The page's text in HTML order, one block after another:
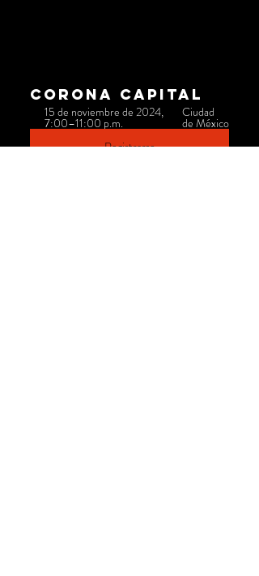
CORONA CAPITAL
15 de noviembre de 2024,
7:00–11:00 p.m.
Ciudad
de México
Registrarse